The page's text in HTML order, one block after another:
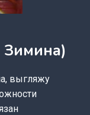
выгляжу